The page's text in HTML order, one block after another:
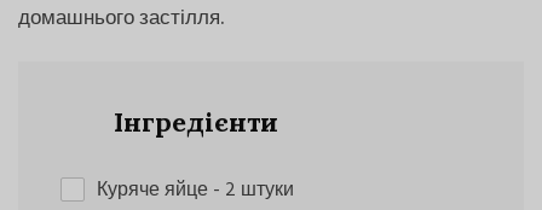
домашнього застілля.
Інгредієнти
Куряче яйце- 2 штуки